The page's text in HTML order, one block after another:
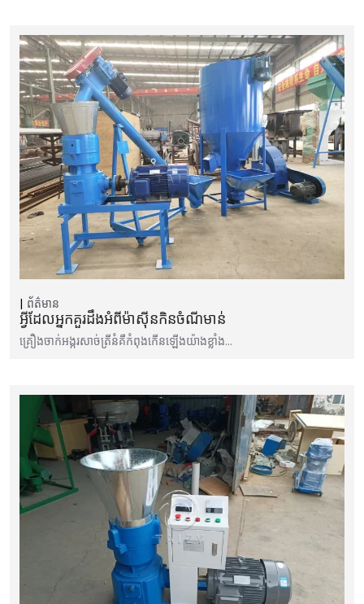
ព័ត៌មាន
អ្វីដែលអ្នកគួរដឹងអំពីម៉ាស៊ីនកិនចំណីមាន់
គ្រឿងចាក់អង្ករសាច់ត្រីនំគឺកំពុងកើនឡើងយ៉ាងខ្លាំង…